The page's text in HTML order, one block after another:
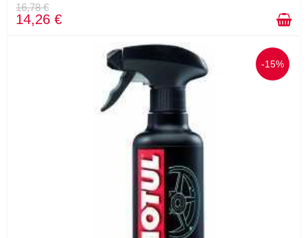
16,78 €
14,26 €
-15%